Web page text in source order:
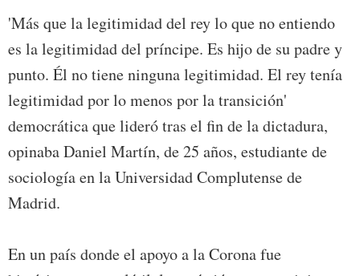
'Más que la legitimidad del rey lo que no entiendo
es la legitimidad del príncipe. Es hijo de su padre y
punto. Él no tiene ninguna legitimidad. El rey tenía
legitimidad por lo menos por la transición'
democrática que lideró tras el fin de la dictadura,
opinaba Daniel Martín, de 25 años, estudiante de
sociología en la Universidad Complutense de
Madrid.
En un país donde el apoyo a la Corona fue